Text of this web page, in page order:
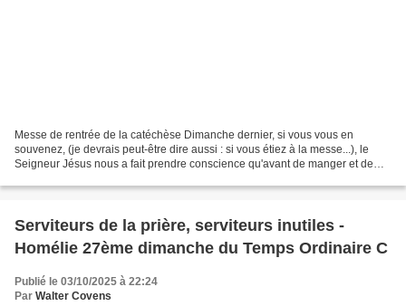
Messe de rentrée de la catéchèse Dimanche dernier, si vous vous en
souvenez, (je devrais peut-être dire aussi : si vous étiez à la messe...), le
Seigneur Jésus nous a fait prendre conscience qu'avant de manger et de
Serviteurs de la prière, serviteurs inutiles -
Homélie 27ème dimanche du Temps Ordinaire C
Publié le 03/10/2025 à 22:24
Par Walter Covens